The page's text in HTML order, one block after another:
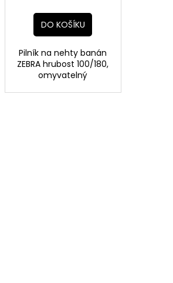
DO KOŠÍKU
Pilník na nehty banán
ZEBRA hrubost 100/180,
omyvatelný